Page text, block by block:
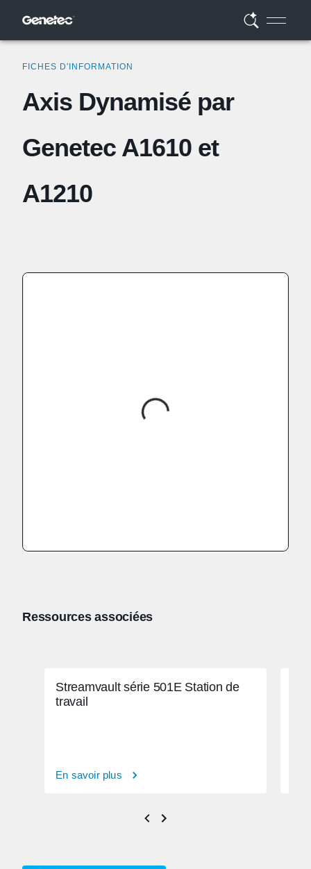
FICHES D'INFORMATION
Axis Dynamisé par
Genetec A1610 et
A1210
Ressources associées
Streamvault série 501E Station de
travail
En savoir plus